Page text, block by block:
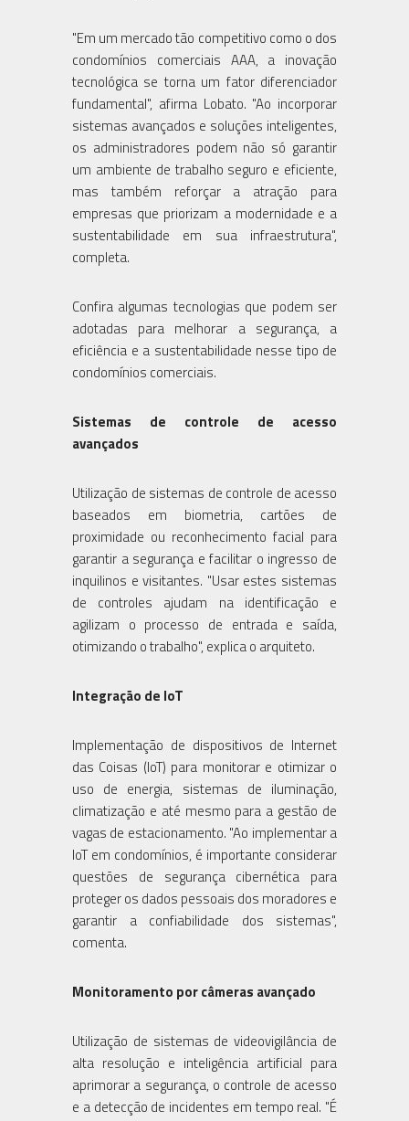
"Em um mercado tão competitivo como o dos
condomínios comerciais AAA, a inovação
tecnológica se torna um fator diferenciador
fundamental", afirma Lobato. "Ao incorporar
sistemas avançados e soluções inteligentes,
os administradores podem não só garantir
um ambiente de trabalho seguro e eficiente,
mas também reforçar a atração para
empresas que priorizam a modernidade e a
sustentabilidade em sua infraestrutura",
completa.
Confira algumas tecnologias que podem ser
adotadas para melhorar a segurança, a
eficiência e a sustentabilidade nesse tipo de
condomínios comerciais.
Sistemas de controle de acesso
avançados
Utilização de sistemas de controle de acesso
baseados em biometria, cartões de
proximidade ou reconhecimento facial para
garantir a segurança e facilitar o ingresso de
inquilinos e visitantes. "Usar estes sistemas
de controles ajudam na identificação e
agilizam o processo de entrada e saída,
otimizando o trabalho", explica o arquiteto.
Integração de IoT
Implementação de dispositivos de Internet
das Coisas (IoT) para monitorar e otimizar o
uso de energia, sistemas de iluminação,
climatização e até mesmo para a gestão de
vagas de estacionamento. "Ao implementar a
IoT em condomínios, é importante considerar
questões de segurança cibernética para
proteger os dados pessoais dos moradores e
garantir a confiabilidade dos sistemas",
comenta.
Monitoramento por câmeras avançado
Utilização de sistemas de videovigilância de
alta resolução e inteligência artificial para
aprimorar a segurança, o controle de acesso
e a detecção de incidentes em tempo real. "É